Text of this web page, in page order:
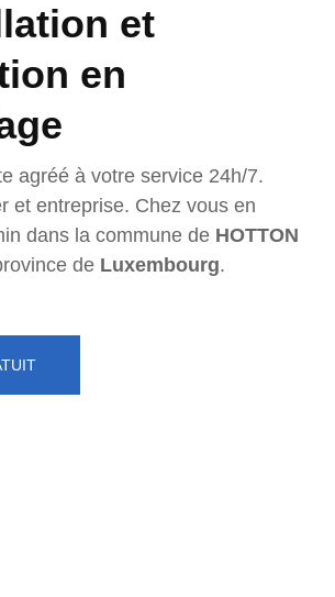
et
en
agréé à votre service 24h/7.
et entreprise. Chez vous en
dans la commune de HOTTON
de Luxembourg.